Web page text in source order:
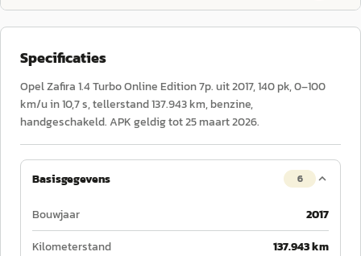
Specificaties
Opel Zafira 1.4 Turbo Online Edition 7p. uit 2017, 140 pk, 0–100
km/u in 10,7 s, tellerstand 137.943 km, benzine,
handgeschakeld. APK geldig tot 25 maart 2026.
Basisgegevens 6
Bouwjaar
2017
Kilometerstand
137.943 km